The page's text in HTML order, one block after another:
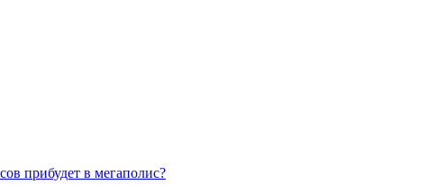
прибудет в мегаполис?